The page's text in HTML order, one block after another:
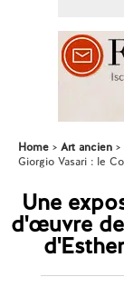
Home Art ancien
Giorgio Vasari : le
Une
d'œuvre